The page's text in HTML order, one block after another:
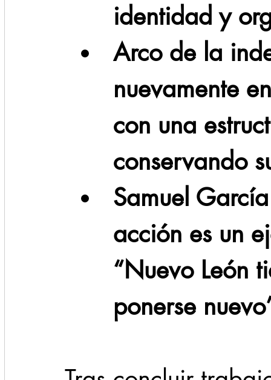
identidad y
Arco de la
nuevamente
con una
conservando
Samuel
acción es un
“Nuevo León
ponerse